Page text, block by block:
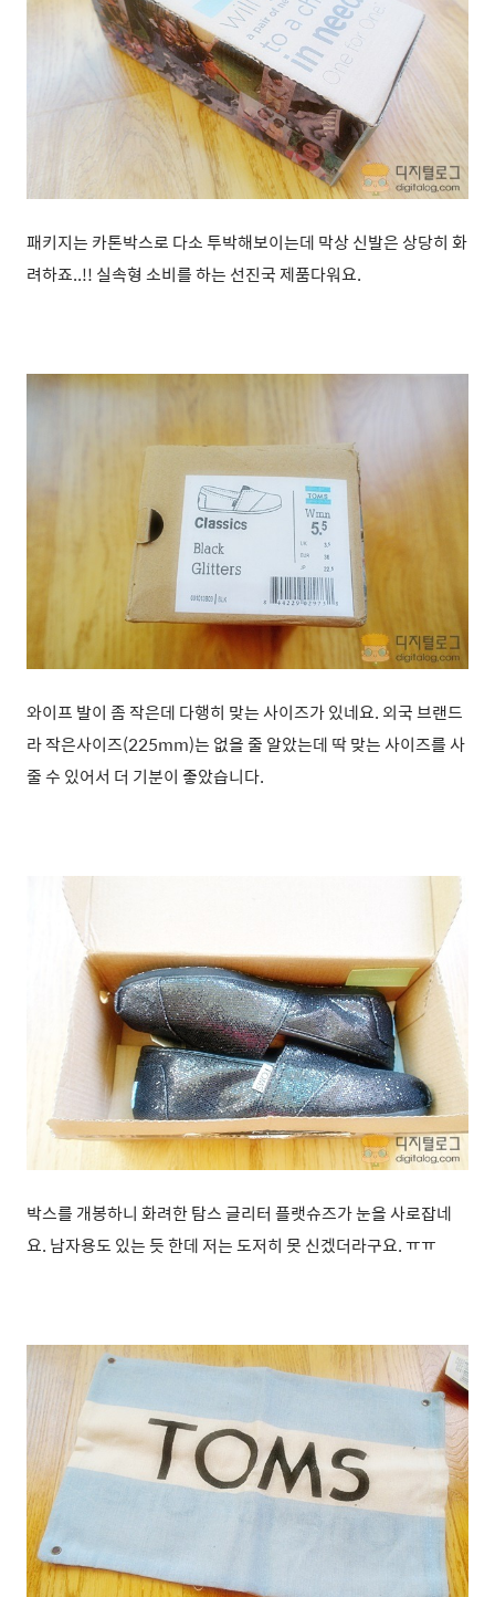
패키지는 카톤박스로 다소 투박해보이는데 막상 신발은 상당히 화
려하죠..!! 실속형 소비를 하는 선진국 제품다워요.
와이프 발이 좀 작은데 다행히 맞는 사이즈가 있네요. 외국 브랜드
라 작은사이즈(225mm)는 없을 줄 알았는데 딱 맞는 사이즈를 사
줄 수 있어서 더 기분이 좋았습니다.
박스를 개봉하니 화려한 탐스 글리터 플랫슈즈가 눈을 사로잡네
요. 남자용도 있는 듯 한데 저는 도저히 못 신겠더라구요. ㅠㅠ